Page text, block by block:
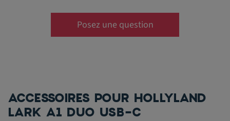
Posez une question
ACCESSOIRES POUR HOLLYLAND
LARK A1 DUO USB-C